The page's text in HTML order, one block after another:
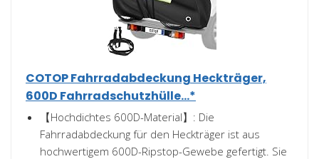
COTOP Fahrradabdeckung Heckträger,
600D Fahrradschutzhülle...*
【Hochdichtes 600D-Material】: Die
Fahrradabdeckung für den Heckträger ist aus
hochwertigem 600D-Ripstop-Gewebe gefertigt. Sie